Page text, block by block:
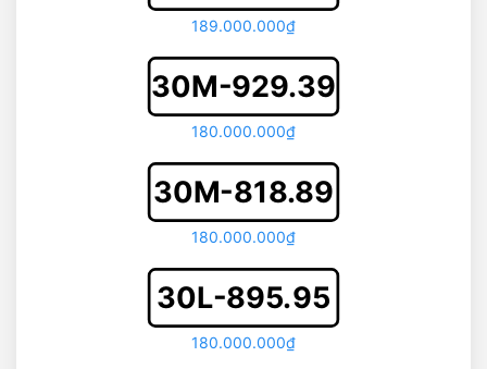
189.000.000₫
30M-929.39
180.000.000₫
30M-818.89
180.000.000₫
30L-895.95
180.000.000₫